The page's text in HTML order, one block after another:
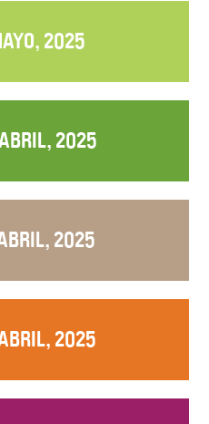
2025
2025
2025
2025